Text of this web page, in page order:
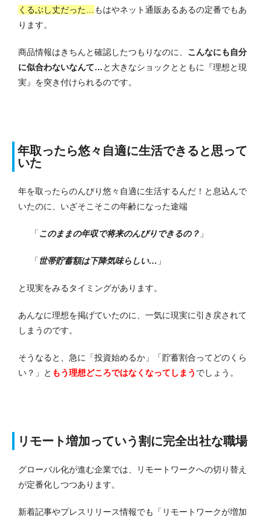
くるぶし丈だった…
もはやネット通販あるあるの定番でもあ
ります。
商品情報はきちんと確認したつもりなのに、 こんなにも自分
に似合わないなんて…と大きなショックとともに『理想と現
実』を突き付けられるのです。
年取ったら悠々自適に生活できると思って
いた
年を取ったらのんびり悠々自適に生活するんだ！と息込んで
いたのに、いざそこそこの年齢になった途端
「 このままの年収で将来のんびりできるの？ 」
「 世帯貯蓄額は下降気味らしい… 」
と現実をみるタイミングがあります。
あんなに理想を掲げていたのに、一気に現実に引き戻されて
しまうのです。
そうなると、急に「投資始めるか」「貯蓄割合ってどのくら
い？」と もう理想どころではなくなってしまう でしょう。
リモート増加っていう割に完全出社な職場
グローバル化が進む企業では、
リモートワークへの切り替え
が定番化しつつあります。
新着記事やプレスリリース情報でも「 リモートワークが増加